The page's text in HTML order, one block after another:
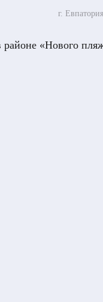
г.
«Нового